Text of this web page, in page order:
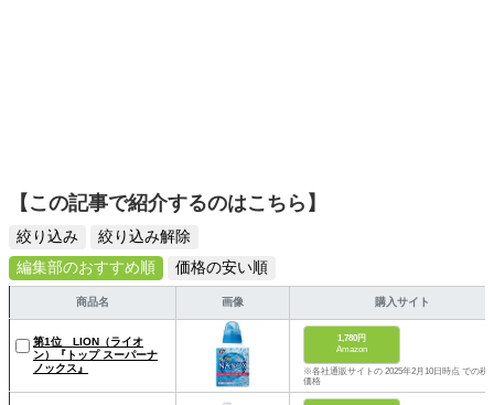
【この記事で紹介するのはこちら】
絞り込み
絞り込み解除
編集部のおすすめ順
価格の安い順
商品名 画像 購入サイト
第1位 LION（ライオ
ン）『トップ スーパーナ
ノックス』
1,780円
Amazon
※各社通販サイトの 2025年2月10日時点 での税
価格